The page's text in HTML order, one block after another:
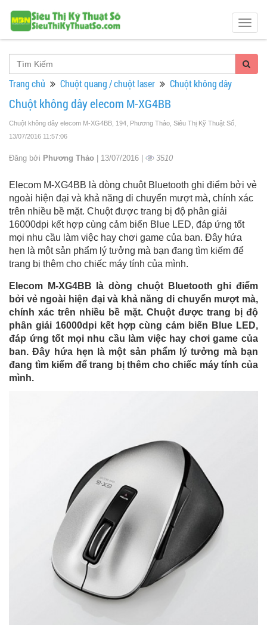
Trang chủ Chuột quang / chuột laser Chuột không dây
Chuột không dây elecom M-XG4BB
Chuột không dây elecom M-XG4BB, 194, Phương Thảo, Siêu Thị Kỹ Thuật Số
13/07/2016 11:57:06
Đăng bởi Phương Thảo | 13/07/2016 | 3510
Elecom M-XG4BB là dòng chuột Bluetooth ghi điểm bởi vẻ
ngoài hiện đại và khả năng di chuyển mượt mà, chính xác
trên nhiều bề mặt. Chuột được trang bị độ phân giải
16000dpi kết hợp cùng cảm biến Blue LED, đáp ứng tốt
mọi nhu cầu làm việc hay chơi game của ban. Đây hứa
hẹn là một sản phẩm lý tưởng mà bạn đang tìm kiếm để
trang bị thêm cho chiếc máy tính của mình.
Elecom M-XG4BB là dòng chuột Bluetooth ghi điểm
bởi vẻ ngoài hiện đại và khả năng di chuyển mượt mà,
chính xác trên nhiều bề mặt. Chuột được trang bị độ
phân giải 16000dpi kết hợp cùng cảm biến Blue LED,
đáp ứng tốt mọi nhu cầu làm việc hay chơi game của
ban. Đây hứa hẹn là một sản phẩm lý tưởng mà bạn
đang tìm kiếm để trang bị thêm cho chiếc máy tính của
mình.